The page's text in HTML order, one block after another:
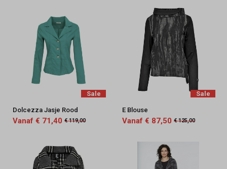
Sale
Dolcezza Jasje Rood
Vanaf € 71,40 € 119,00
Sale
E Blouse
Vanaf € 87,50 € 125,00